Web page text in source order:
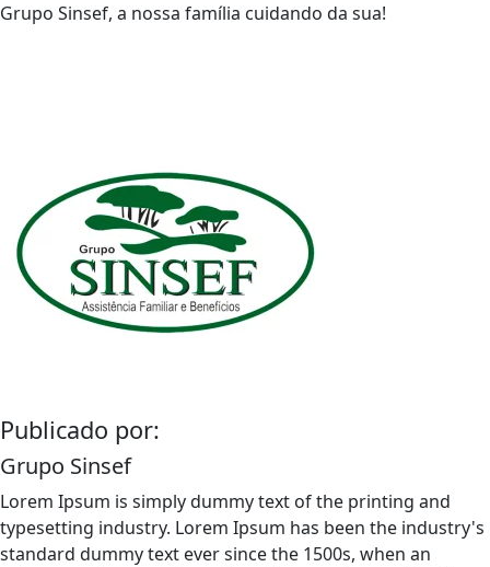
Grupo Sinsef, a nossa família cuidando da sua!
Publicado por:
Grupo Sinsef
Lorem Ipsum is simply dummy text of the printing and
typesetting industry. Lorem Ipsum has been the industry's
standard dummy text ever since the 1500s, when an